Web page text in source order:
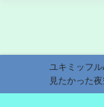
ユキミッフ
見たかった